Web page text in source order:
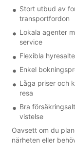
Stort utbud av
transportfordon
Lokala agenter
service
Flexibla
Enkel
Låga priser och
resa
Bra
vistelse
Oavsett om du
närheten eller